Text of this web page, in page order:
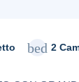
bed 2